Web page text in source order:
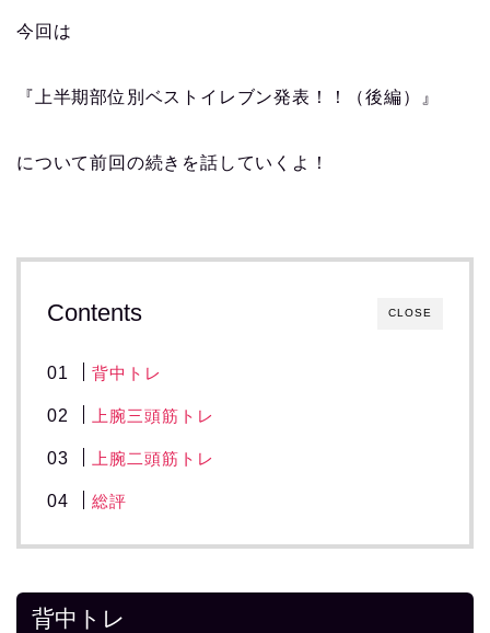
今回は
『上半期部位別ベストイレブン発表！！（後編）』
について前回の続きを話していくよ！
CLOSE
Contents
背中トレ
上腕三頭筋トレ
上腕二頭筋トレ
総評
背中トレ